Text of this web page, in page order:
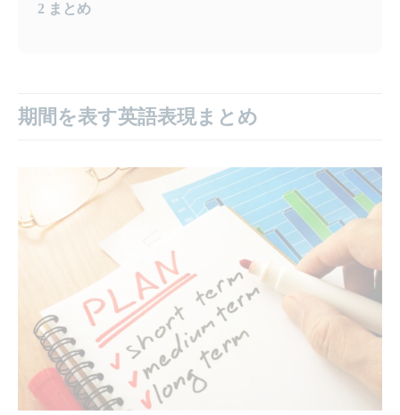
2 まとめ
期間を表す英語表現まとめ